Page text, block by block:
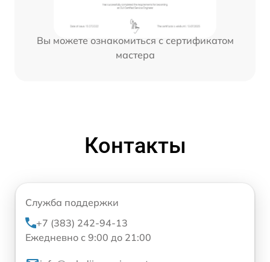
Вы можете ознакомиться с сертификатом
мастера
Контакты
Служба поддержки
+7 (383) 242-94-13
Ежедневно с 9:00 до 21:00